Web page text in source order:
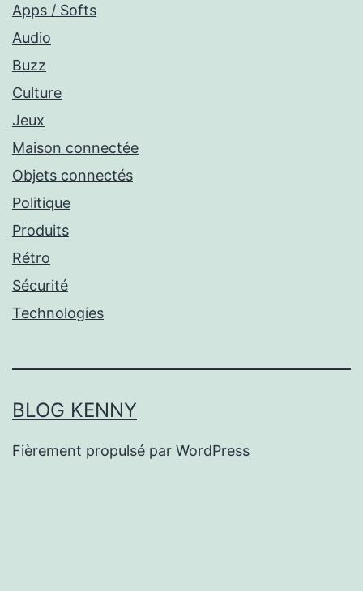
Apps / Softs
Audio
Buzz
Culture
Jeux
Maison connectée
Objets connectés
Politique
Produits
Rétro
Sécurité
Technologies
BLOG KENNY
Fièrement propulsé par WordPress